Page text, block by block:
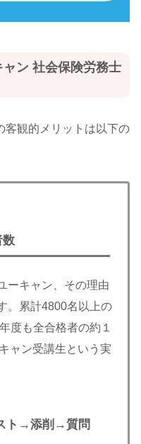
ン 社会保険労務士
客観的メリットは以下の
数
ーキャン、その理由
。累計4800名以上の
度も全合格者の約１
ャン受講生という実
ト→添削→質問